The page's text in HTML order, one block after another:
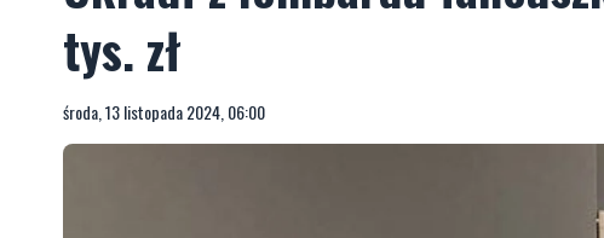
tys. zł
środa, 13 listopada 2024, 06:00